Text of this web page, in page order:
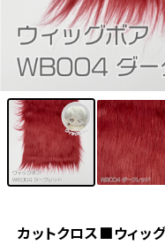
カットクロス■ウィッ